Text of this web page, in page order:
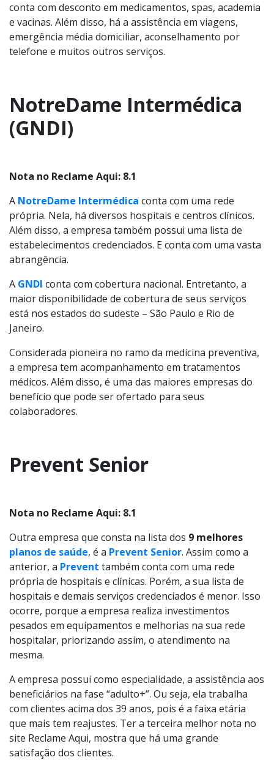
conta com desconto em medicamentos, spas, academia
e vacinas. Além disso, há a assistência em viagens,
emergência média domiciliar, aconselhamento por
telefone e muitos outros serviços.
NotreDame Intermédica
(GNDI)
Nota no Reclame Aqui: 8.1
A NotreDame Intermédica conta com uma rede
própria. Nela, há diversos hospitais e centros clínicos.
Além disso, a empresa também possui uma lista de
estabelecimentos credenciados. E conta com uma vasta
abrangência.
A GNDI conta com cobertura nacional. Entretanto, a
maior disponibilidade de cobertura de seus serviços
está nos estados do sudeste – São Paulo e Rio de
Janeiro.
Considerada pioneira no ramo da medicina preventiva,
a empresa tem acompanhamento em tratamentos
médicos. Além disso, é uma das maiores empresas do
benefício que pode ser ofertado para seus
colaboradores.
Prevent Senior
Nota no Reclame Aqui: 8.1
Outra empresa que consta na lista dos 9 melhores
planos de saúde, é a Prevent Senior. Assim como a
anterior, a Prevent também conta com uma rede
própria de hospitais e clínicas. Porém, a sua lista de
hospitais e demais serviços credenciados é menor. Isso
ocorre, porque a empresa realiza investimentos
pesados em equipamentos e melhorias na sua rede
hospitalar, priorizando assim, o atendimento na
mesma.
A empresa possui como especialidade, a assistência aos
beneficiários na fase “adulto+”. Ou seja, ela trabalha
com clientes acima dos 39 anos, pois é a faixa etária
que mais tem reajustes. Ter a terceira melhor nota no
site Reclame Aqui, mostra que há uma grande
satisfação dos clientes.